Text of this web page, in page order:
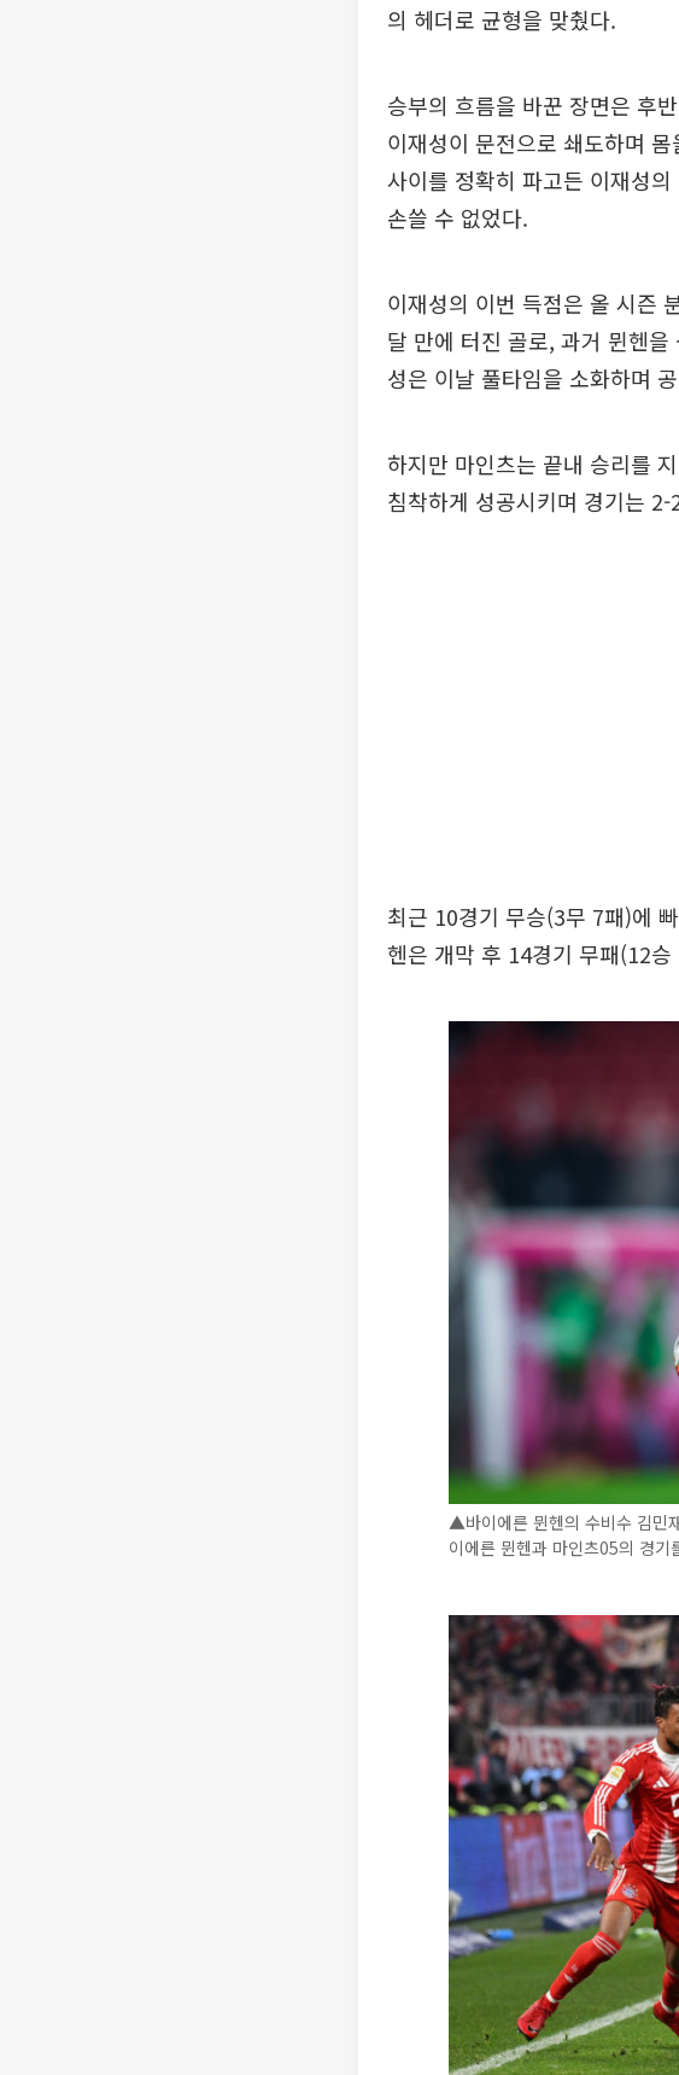
의 헤더로 균형을 맞췄다.
승부의 흐름을 바꾼 장면은 후
이재성이 문전으로 쇄도하며
사이를 정확히 파고든 이재성
손쓸 수 없었다.
이재성의 이번 득점은 올 시즌
달 만에 터진 골로, 과거 뮌헨을
성은 이날 풀타임을 소화하며
하지만 마인츠는 끝내 승리를
침착하게 성공시키며 경기는
최근 10경기 무승(3무 7패)에
헨은 개막 후 14경기 무패(12
▲바이에른 뮌헨의 수비수 김민
이에른 뮌헨과 마인츠05의 경